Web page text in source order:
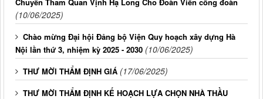
(10/06/2025)
Chào mừng Đại hội Đảng bộ Viện Quy hoạch xây dựng Hà
Nội lần thứ 3, nhiệm kỳ 2025 - 2030 (10/06/2025)
THƯ MỜI THẨM ĐỊNH GIÁ (17/06/2025)
THƯ MỜI THẨM ĐỊNH KẾ HOẠCH LỰA CHỌN NHÀ THẦU